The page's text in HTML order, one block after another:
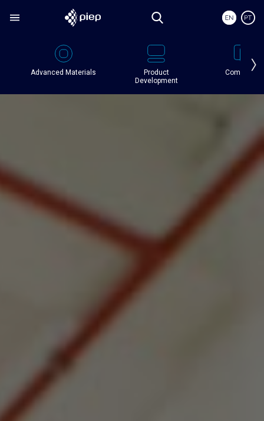
Advanced Materials
Product
Development
Composites